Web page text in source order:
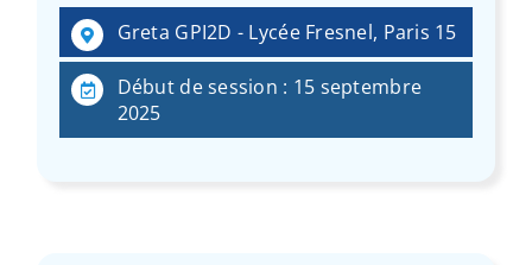
Greta GPI2D - Lycée Fresnel, Paris 15
Début de session : 15 septembre
2025